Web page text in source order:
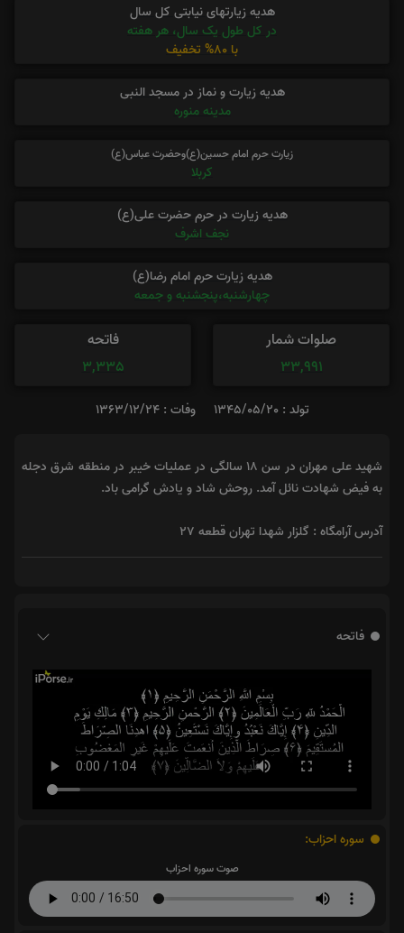
هدیه زیارتهای نیابتی کل سال
در کل طول یک سال، هر هفته
با 80% تخفیف
هدیه زیارت و نماز در مسجد النبی
مدینه منوره
زیارت حرم امام حسین(ع)وحضرت عباس(ع)
کربلا
هدیه زیارت در حرم حضرت علی(ع)
نجف اشرف
هدیه زیارت حرم امام رضا(ع)
چهارشنبه،پنجشنبه و جمعه
صلوات شمار
33,991
فاتحه
3,335
تولد : 1345/05/20 وفات : 1363/12/24
شهید علی مهران در سن 18 سالگی در عملیات خیبر در منطقه شرق دجله
به فیض شهادت نائل آمد. روحش شاد و یادش گرامی باد.
آدرس آرامگاه : گلزار شهدا تهران قطعه 27
فاتحه
سوره احزاب:
صوت سوره احزاب